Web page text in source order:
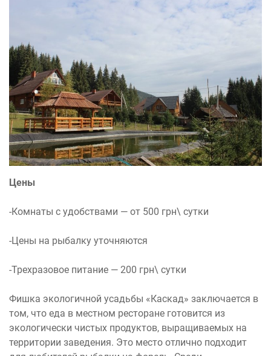
Цены
-Комнаты с удобствами — от 500 грн\ сутки
-Цены на рыбалку уточняются
-Трехразовое питание — 200 грн\ сутки
Фишка экологичной усадьбы «Каскад» заключается в
том, что еда в местном ресторане готовится из
экологически чистых продуктов, выращиваемых на
территории заведения. Это место отлично подходит